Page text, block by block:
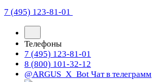
7 (495) 123-81-01
Телефоны
7 (495) 123-81-01
8 (800) 101-32-12
@ARGUS_X_Bot Чат в телеграмм